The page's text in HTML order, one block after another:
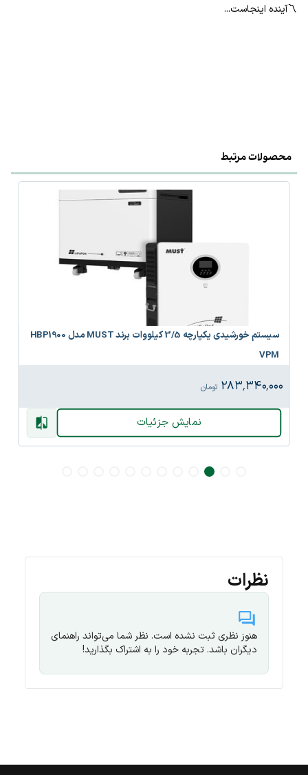
〽️آینده اینجاست...
محصولات مرتبط
سیستم خورشیدی یکپارچه 3/5 کیلووات برند MUST مدل HBP1900
VPM
۲۸۳٬۳۴۰٬۰۰۰ تومان
نمایش جزئیات
نظرات
هنوز نظری ثبت نشده است. نظر شما می‌تواند راهنمای
دیگران باشد. تجربه خود را به اشتراک بگذارید!